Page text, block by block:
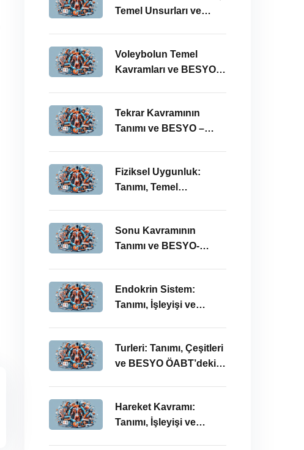
Temel Unsurları ve
Voleybolun Temel
Kavramları ve BESYO
Tekrar Kavramının
Tanımı ve BESYO –
Fiziksel Uygunluk:
Tanımı, Temel
Önemi
Sonu Kavramının
Tanımı ve BESYO-
Endokrin Sistem:
Tanımı, İşleyişi ve
Turleri: Tanımı, Çeşitleri
ve BESYO ÖABT’deki
Hareket Kavramı:
Tanımı, İşleyişi ve